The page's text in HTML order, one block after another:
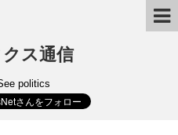
ス通信
politics